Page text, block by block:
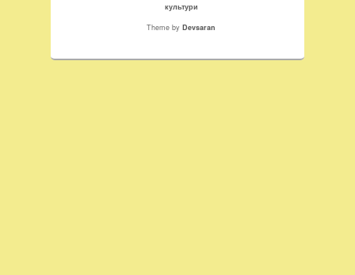
культури
Theme byDevsaran